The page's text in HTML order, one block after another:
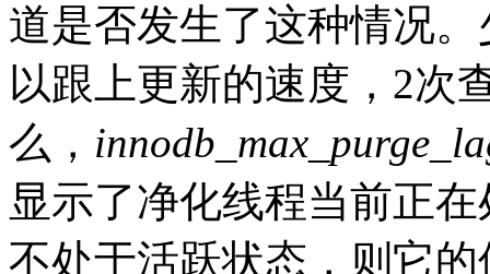
道是否发生了这种情况
以跟上更新的速度，2次
么，
显示了净化线程当前正
不处于活跃状态，则它的